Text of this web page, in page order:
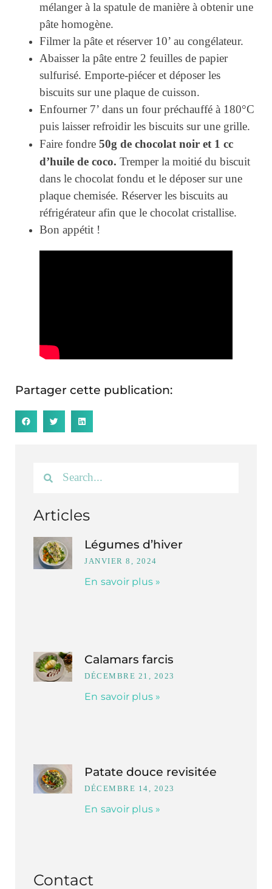
mélanger à la spatule de manière à obtenir une
pâte homogène.
Filmer la pâte et réserver 10’ au congélateur.
Abaisser la pâte entre 2 feuilles de papier
sulfurisé. Emporte-piécer et déposer les
biscuits sur une plaque de cuisson.
Enfourner 7’ dans un four préchauffé à 180°C
puis laisser refroidir les biscuits sur une grille.
Faire fondre 50g de chocolat noir et 1 cc
d’huile de coco. Tremper la moitié du biscuit
dans le chocolat fondu et le déposer sur une
plaque chemisée. Réserver les biscuits au
réfrigérateur afin que le chocolat cristallise.
Bon appétit !
Partager cette publication:
Articles
Légumes d’hiver
JANVIER 8, 2024
En savoir plus »
Calamars farcis
DÉCEMBRE 21, 2023
En savoir plus »
Patate douce revisitée
DÉCEMBRE 14, 2023
En savoir plus »
Contact